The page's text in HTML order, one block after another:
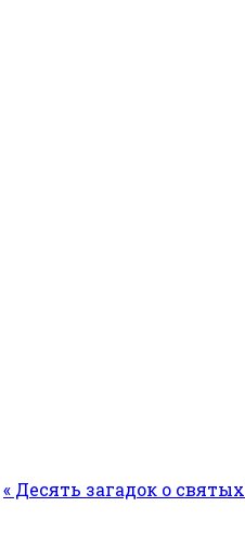
« Десять загадок о святых